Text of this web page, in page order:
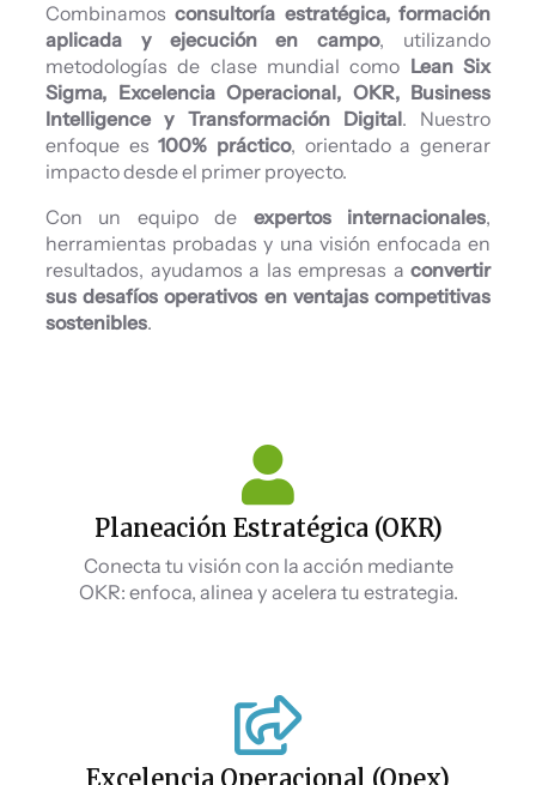
Combinamosconsultoría estratégica, formación
aplicada y ejecución en campo, utilizando
metodologías de clase mundial como Lean Six
Sigma, Excelencia Operacional, OKR, Business
Intelligence y Transformación Digital. Nuestro
enfoque es100% práctico, orientado a generar
impacto desde el primer proyecto.
Con un equipo de expertos internacionales,
herramientas probadas y una visión enfocada en
resultados, ayudamos a las empresas a convertir
sus desafíos operativos en ventajas competitivas
sostenibles.
Planeación Estratégica (OKR)
Conecta tu visión con la acción mediante
OKR: enfoca, alinea y acelera tu estrategia.
Excelencia Operacional (Opex)